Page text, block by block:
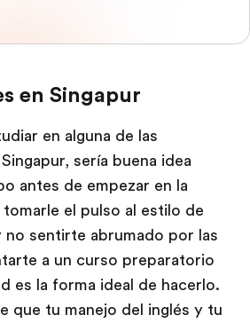
en Singapur
en alguna de las
sería buena idea
antes de empezar en la
el pulso al estilo de
no sentirte abrumado por las
a un curso preparatorio
es la forma ideal de hacerlo.
que tu manejo del inglés y tu